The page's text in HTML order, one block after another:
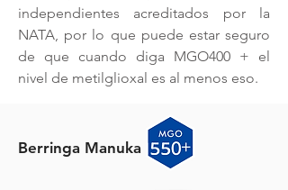
independientes acreditados por la
NATA, por lo que puede estar seguro
de que cuando diga MGO400 + el
nivel de metilglioxal es al menos eso.
Berringa Manuka